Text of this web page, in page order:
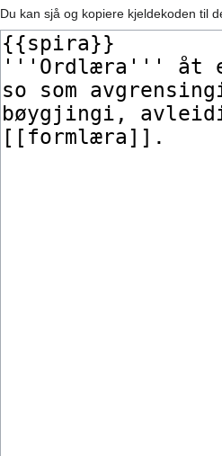
Du kan sjå og kopiere kjeldekoden til